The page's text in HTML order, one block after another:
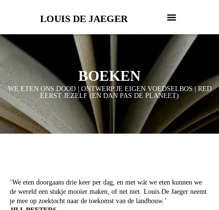
LOUIS DE JAEGER
BOEKEN
WE ETEN ONS DOOD | ONTWERP JE EIGEN VOEDSELBOS | RED
EERST JEZELF (EN DAN PAS DE PLANEET)
‘We eten doorgaans drie keer per dag, en met wát we eten kunnen we
de wereld een stukje mooier maken, of net niet. Louis De Jaeger neemt
je mee op zoektocht naar de toekomst van de landbouw.’